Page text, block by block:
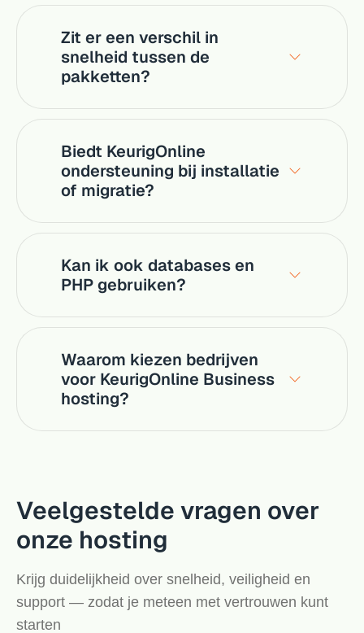
Zit er een verschil in
snelheid tussen de
pakketten?
Biedt KeurigOnline
ondersteuning bij installatie
of migratie?
Kan ik ook databases en
PHP gebruiken?
Waarom kiezen bedrijven
voor KeurigOnline Business
hosting?
Veelgestelde vragen over
onze hosting
Krijg duidelijkheid over snelheid, veiligheid en
support — zodat je meteen met vertrouwen kunt
starten